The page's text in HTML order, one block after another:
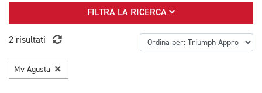
FILTRA LA RICERCA
2 risultati
Mv Agusta